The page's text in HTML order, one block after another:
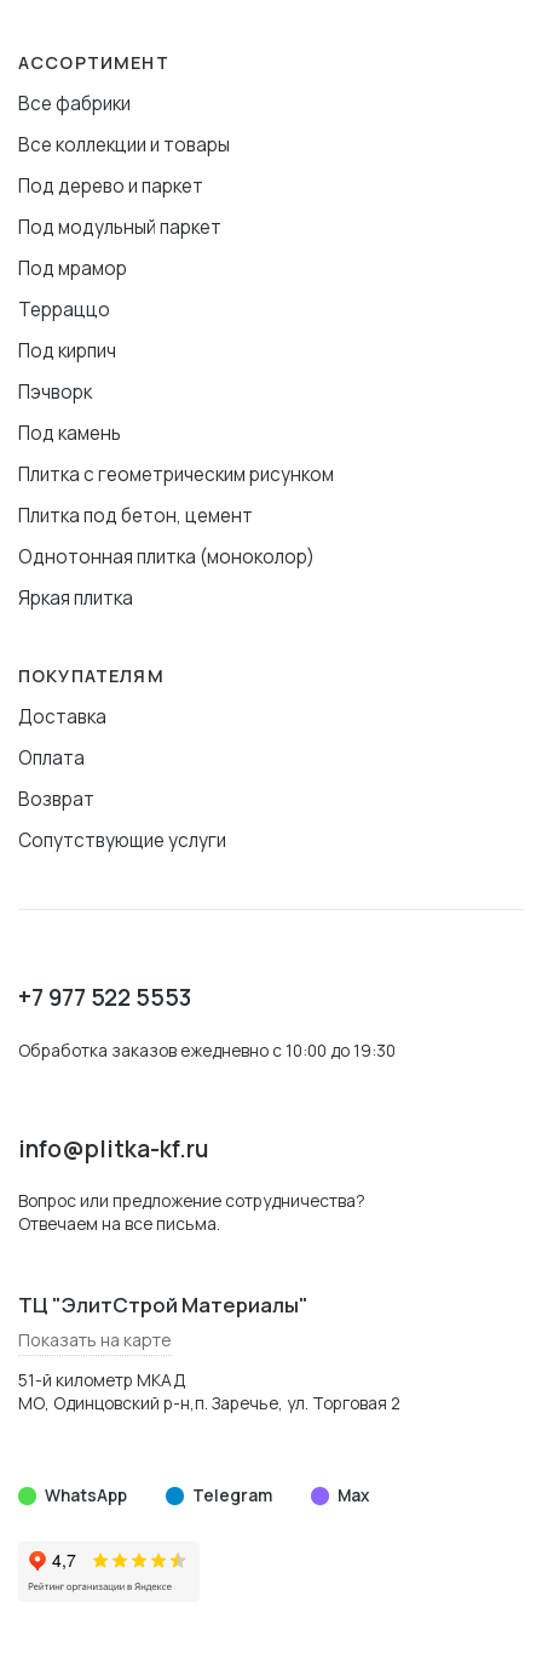
АССОРТИМЕНТ
Все фабрики
Все коллекции и товары
Под дерево и паркет
Под модульный паркет
Под мрамор
Терраццо
Под кирпич
Пэчворк
Под камень
Плитка с геометрическим рисунком
Плитка под бетон, цемент
Однотонная плитка (моноколор)
Яркая плитка
ПОКУПАТЕЛЯМ
Доставка
Оплата
Возврат
Сопутствующие услуги
+7 977 522 5553
Обработка заказов ежедневно с 10:00 до 19:30
info@plitka-kf.ru
Вопрос или предложение сотрудничества?
Отвечаем на все письма.
ТЦ "ЭлитСтрой Материалы"
Показать на карте
51-й километр МКАД
МО, Одинцовский р-н,п. Заречье, ул. Торговая 2
WhatsApp Telegram Max